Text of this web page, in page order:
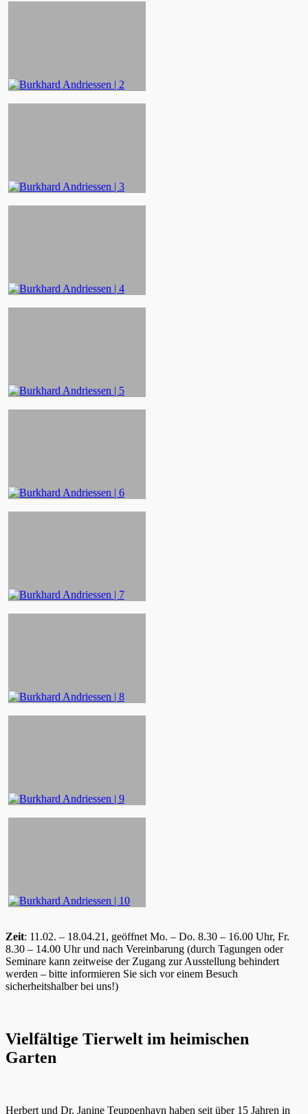
Zeit: 11.02. – 18.04.21, geöffnet Mo. – Do. 8.30 – 16.00 Uhr, Fr.
8.30 – 14.00 Uhr und nach Vereinbarung (durch Tagungen oder
Seminare kann zeitweise der Zugang zur Ausstellung behindert
werden – bitte informieren Sie sich vor einem Besuch
sicherheitshalber bei uns!)
Vielfältige Tierwelt im heimischen
Garten
Herbert und Dr. Janine Teuppenhayn haben seit über 15 Jahren in